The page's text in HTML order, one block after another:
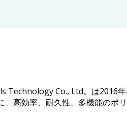
Co., Ltd。は2016
高効率、耐久性、多機能のポ